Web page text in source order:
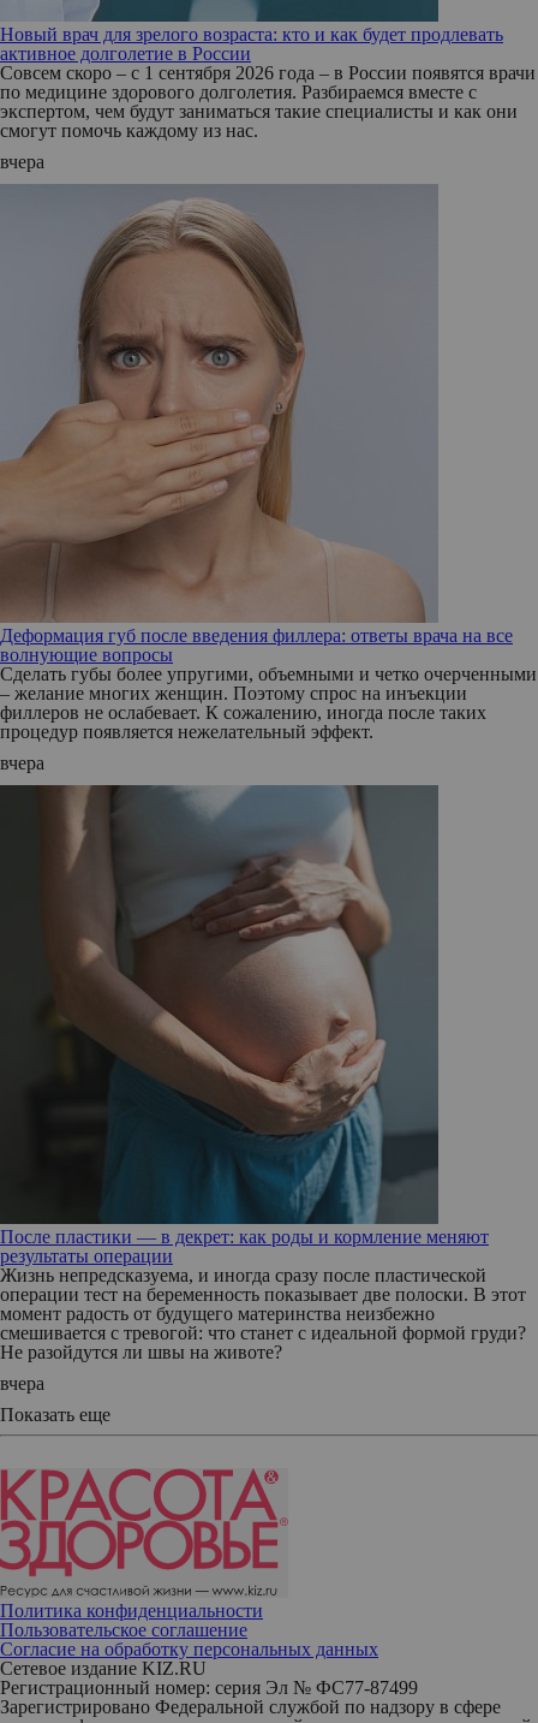
Новый врач для зрелого возраста: кто и как будет продлевать
активное долголетие в России
Совсем скоро – с 1 сентября 2026 года – в России появятся врачи
по медицине здорового долголетия. Разбираемся вместе с
экспертом, чем будут заниматься такие специалисты и как они
смогут помочь каждому из нас.
вчера
Деформация губ после введения филлера: ответы врача на все
волнующие вопросы
Сделать губы более упругими, объемными и четко очерченными
– желание многих женщин. Поэтому спрос на инъекции
филлеров не ослабевает. К сожалению, иногда после таких
процедур появляется нежелательный эффект.
вчера
После пластики — в декрет: как роды и кормление меняют
результаты операции
Жизнь непредсказуема, и иногда сразу после пластической
операции тест на беременность показывает две полоски. В этот
момент радость от будущего материнства неизбежно
смешивается с тревогой: что станет с идеальной формой груди?
Не разойдутся ли швы на животе?
вчера
Показать еще
Политика конфиденциальности
Пользовательское соглашение
Согласие на обработку персональных данных
Сетевое издание KIZ.RU
Регистрационный номер: серия Эл № ФС77-87499
Зарегистрировано Федеральной службой по надзору в сфере